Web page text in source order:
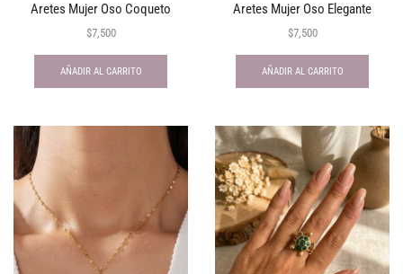
Aretes Mujer Oso Coqueto
$7,500
AÑADIR AL CARRITO
Aretes Mujer Oso Elegante
$7,500
AÑADIR AL CARRITO